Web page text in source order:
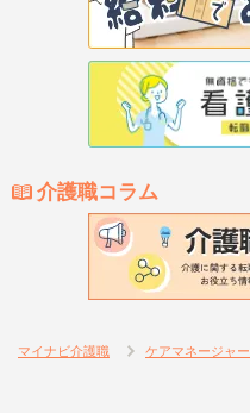
介護職コラム
マイナビ介護職 ケアマネージャー